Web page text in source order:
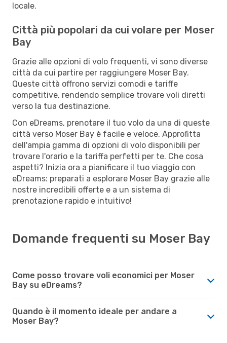
locale.
Città più popolari da cui volare per Moser
Bay
Grazie alle opzioni di volo frequenti, vi sono diverse
città da cui partire per raggiungere Moser Bay.
Queste città offrono servizi comodi e tariffe
competitive, rendendo semplice trovare voli diretti
verso la tua destinazione.
Con eDreams, prenotare il tuo volo da una di queste
città verso Moser Bay è facile e veloce. Approfitta
dell'ampia gamma di opzioni di volo disponibili per
trovare l'orario e la tariffa perfetti per te. Che cosa
aspetti? Inizia ora a pianificare il tuo viaggio con
eDreams: preparati a esplorare Moser Bay grazie alle
nostre incredibili offerte e a un sistema di
prenotazione rapido e intuitivo!
Domande frequenti su Moser Bay
Come posso trovare voli economici per Moser
Bay su eDreams?
Quando è il momento ideale per andare a
Moser Bay?